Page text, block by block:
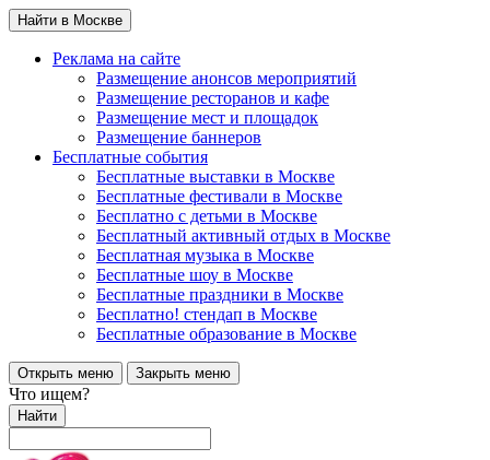
Найти в Москве
Реклама на сайте
Размещение анонсов мероприятий
Размещение ресторанов и кафе
Размещение мест и площадок
Размещение баннеров
Бесплатные события
Бесплатные выставки в Москве
Бесплатные фестивали в Москве
Бесплатно с детьми в Москве
Бесплатный активный отдых в Москве
Бесплатная музыка в Москве
Бесплатные шоу в Москве
Бесплатные праздники в Москве
Бесплатно! стендап в Москве
Бесплатные образование в Москве
Открыть меню Закрыть меню
Что ищем?
Найти